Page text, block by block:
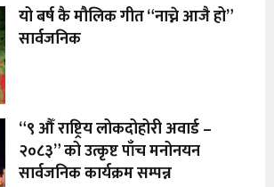
यो बर्ष कै मौलिक गीत “नाच्ने आजै हो”
सार्वजनिक
“९ औँ राष्ट्रिय लोकदोहोरी अवार्ड –
२०८३” को उत्कृष्ट पाँच मनोनयन
सार्वजनिक कार्यक्रम सम्पन्न